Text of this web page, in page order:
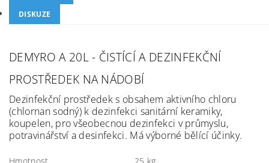
DISKUZE
DEMYRO A 20L - ČISTÍCÍ A DEZINFEKČNÍ
PROSTŘEDEK NA NÁDOBÍ
Dezinfekční prostředek s obsahem aktivního chloru
(chlornan sodný) k dezinfekci sanitární keramiky,
koupelen, pro všeobecnou dezinfekci v průmyslu,
potravinářství a desinfekci. Má výborné bělící účinky.